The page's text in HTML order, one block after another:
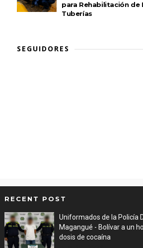
para Rehabilitación de
Tuberías
SEGUIDORES
RECENT POST
Uniformados de la Policía
Magangué - Bolívar a un
dosis de cocaína